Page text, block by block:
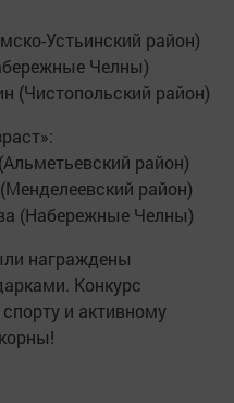
Устьинский район)
Челны)
(Чистопольский район)
район)
район)
(Набережные Челны)
награждены
Конкурс
и активному